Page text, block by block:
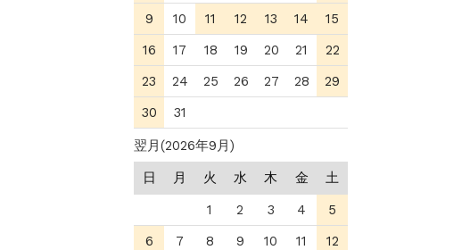
9
10 11 12 13 14
15
16
17 18 19 20 21
22
23
24 25 26 27 28
29
30
31
翌月(2026年9月)
日
月 火 水 木 金
土
1
2 3 4
5
6
7 8 9 10 11
12